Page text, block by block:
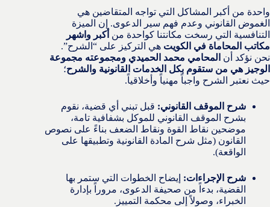
واحدة من أكبر المشاكل التي تواجه المتقاضين هي
الغموض القانوني وعدم فهم سير الدعوى. إن الميزة
التنافسية التي رسخت مكانتنا كواحدة من أكبر واشهر
مكاتب المحاماة في الكويت هي التركيز على “الشرح”.
نحن نؤكد أن المحامي محمد الحميدي ومجموعته مجموعة
الوجيز هي من ستقوم بكل الخدمات القانونية والشرح؛
حيث نعتبر الشرح واجباً مهنياً وأخلاقياً.
شرح الموقف القانوني: قبل تبني أي قضية، نقوم
بشرح الموقف القانوني للموكل بشفافية تامة،
موضحين نقاط القوة ونقاط الضعف بناءً على نصوص
القانون (مثل شرح المادة القانونية وتطبيقها على
الواقعة).
شرح الإجراءات: إيضاح الخطوات التي ستمر بها
القضية، بدءاً من صحيفة الدعوى، مروراً بإدارة
الخبراء، وصولاً إلى محكمة التمييز.